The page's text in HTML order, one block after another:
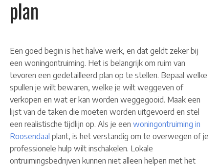
plan
Een goed begin is het halve werk, en dat geldt zeker bij
een woningontruiming. Het is belangrijk om ruim van
tevoren een gedetailleerd plan op te stellen. Bepaal welke
spullen je wilt bewaren, welke je wilt weggeven of
verkopen en wat er kan worden weggegooid. Maak een
lijst van de taken die moeten worden uitgevoerd en stel
een realistische tijdlijn op. Als je een woningontruiming in
Roosendaal plant, is het verstandig om te overwegen of je
professionele hulp wilt inschakelen. Lokale
ontruimingsbedrijven kunnen niet alleen helpen met het